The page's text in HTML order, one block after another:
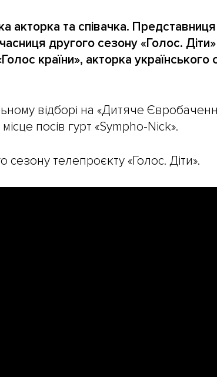
акторка та співачка. Представниця
другого сезону «Голос.
країни», акторка українського
відборі на «Дитяче
посів гурт «Sympho-Nick».
телепроєкту «Голос. Діти».